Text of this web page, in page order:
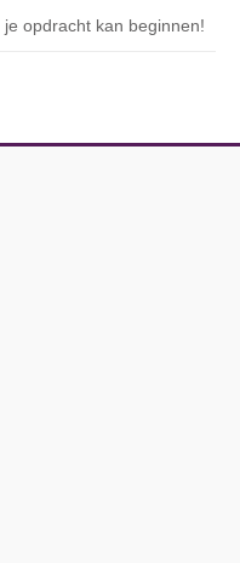
opdracht kan beginnen!